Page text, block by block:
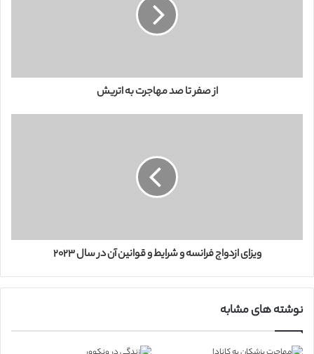
ا
ک
از صفر تا صد مهاجرت به اتریش
ویزای ازدواج فرانسه و شرایط و قوانین آن در سال ۲۰۲۳
نوشته های مشابه